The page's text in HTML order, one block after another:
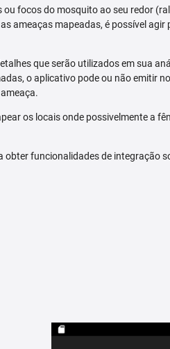
focos do mosquito ao seu redor
ameaças mapeadas, é possível
que serão utilizados em sua
o aplicativo pode ou não emitir
os locais onde possivelmente a
obter funcionalidades de integração